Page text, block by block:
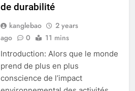
de durabilité
kanglebao
2 years
ago
0 11 mins
Introduction: Alors que le monde
prend de plus en plus
conscience de l’impact